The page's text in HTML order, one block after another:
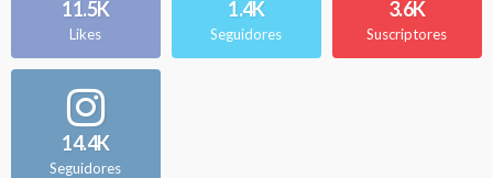
11.5K
Likes
1.4K
Seguidores
3.6K
Suscriptores
14.4K
Seguidores